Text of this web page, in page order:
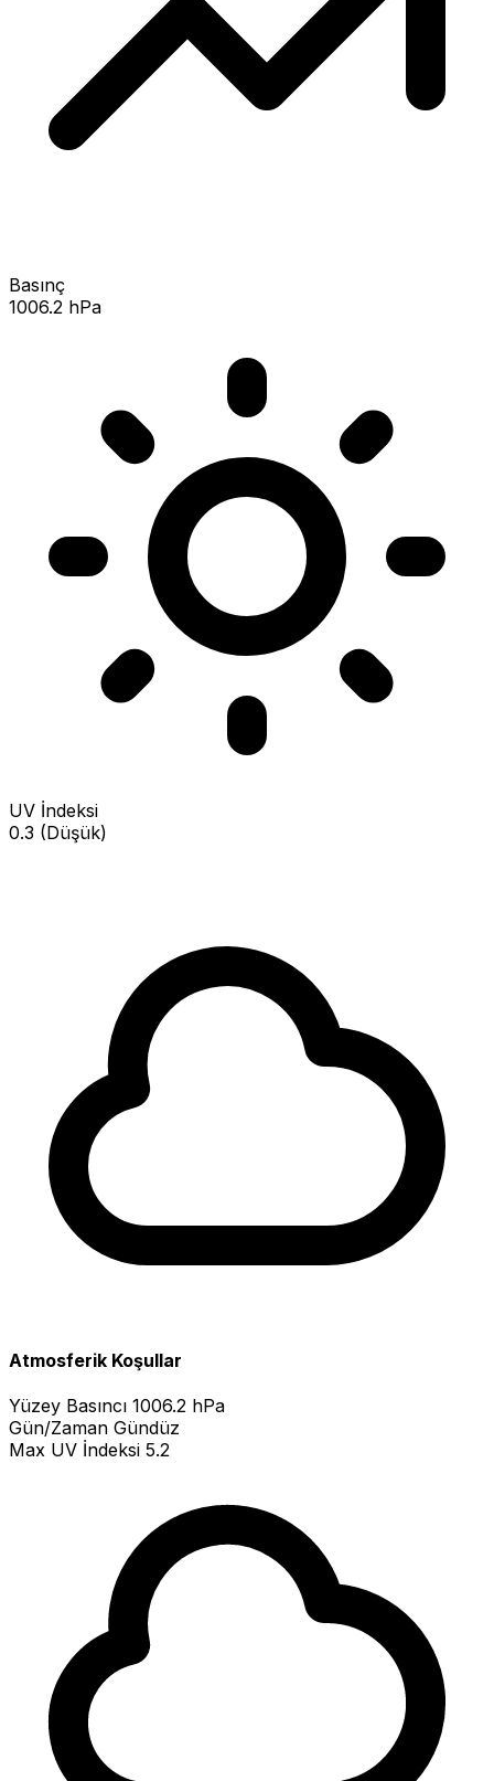
Basınç
1006.2 hPa
UV İndeksi
0.3 (Düşük)
Atmosferik Koşullar
Yüzey Basıncı 1006.2 hPa
Gün/Zaman Gündüz
Max UV İndeksi 5.2